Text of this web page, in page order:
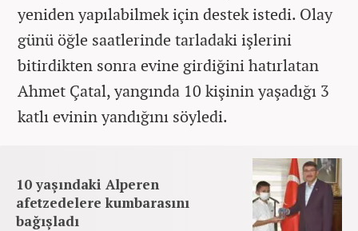
yeniden yapılabilmek için destek istedi. Olay
günü öğle saatlerinde tarladaki işlerini
bitirdikten sonra evine girdiğini hatırlatan
Ahmet Çatal, yangında 10 kişinin yaşadığı 3
katlı evinin yandığını söyledi.
10 yaşındaki Alperen
afetzedelere kumbarasını
bağışladı